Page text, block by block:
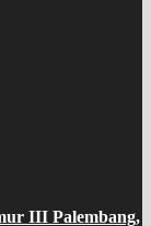
III Palembang,